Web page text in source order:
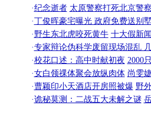
·纪念逝者 太原警察打死北京警
·丁俊晖豪宅曝光 政府免费送别
·野生东北虎咬死黄牛 十大假新
·专家辩论伪科学废留现场混乱
·校花口述：高中时献初夜 2000
·女白领祼体聚会放纵肉体 尚雯
·曹颖印小天酒店开房照被爆 野
·诡秘莫测：二战五大未解之谜